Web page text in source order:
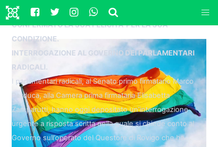
PERICOLOSA, AVEVA DENUNCIATO VESSAZIONI E
CONFERMATO LA SUA FELICITA’ PER LA SUA
CONDIZIONE.
INTERROGAZIONE AL GOVERNO DEI PARLAMENTARI
RADICALI.
I parlamentari radicali, al Senato primo firmatario Marco
Perduca, alla Camera prima firmataria Elisabetta
Zamparutti, hanno oggi depositato un’interrogazione
urgente a risposta scritta nella quale si chiede conto al
Governo sull’operato del Questore di Rovigo che ha